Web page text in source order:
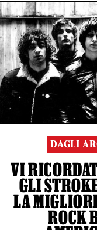
DAGLI
VI
GLI
LA
ROCK